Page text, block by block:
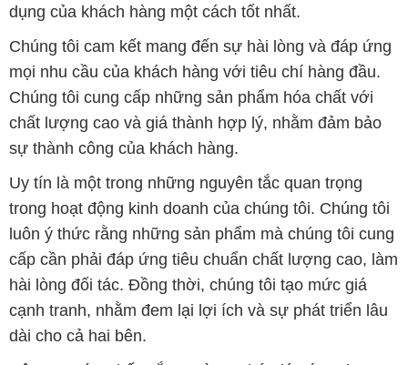
dụng của khách hàng một cách tốt nhất.
Chúng tôi cam kết mang đến sự hài lòng và đáp ứng
mọi nhu cầu của khách hàng với tiêu chí hàng đầu.
Chúng tôi cung cấp những sản phẩm hóa chất với
chất lượng cao và giá thành hợp lý, nhằm đảm bảo
sự thành công của khách hàng.
Uy tín là một trong những nguyên tắc quan trọng
trong hoạt động kinh doanh của chúng tôi. Chúng tôi
luôn ý thức rằng những sản phẩm mà chúng tôi cung
cấp cần phải đáp ứng tiêu chuẩn chất lượng cao, làm
hài lòng đối tác. Đồng thời, chúng tôi tạo mức giá
cạnh tranh, nhằm đem lại lợi ích và sự phát triển lâu
dài cho cả hai bên.